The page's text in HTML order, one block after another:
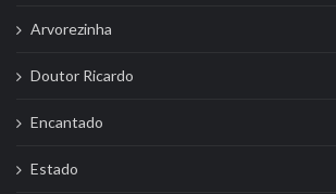
Arvorezinha
Doutor Ricardo
Encantado
Estado